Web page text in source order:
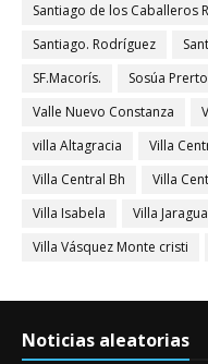
Santiago de los Caballeros
Santiago. Rodríguez
SF.Macorís.
Sosúa
Valle Nuevo Constanza
villa Altagracia
Villa
Villa Central Bh
Villa
Villa Isabela
Villa Jaragua
Villa Vásquez Monte cristi
Noticias aleatorias